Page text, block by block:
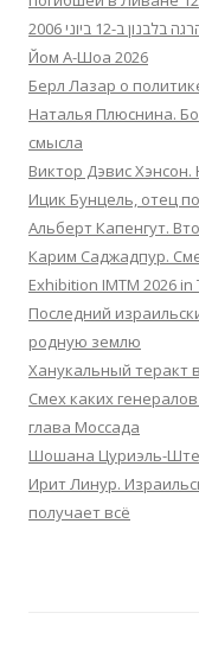
12 ביוני 2006
Йом А-Шоа 2026
Берл Лазар о
Наталья Плюснина.
смысла
Виктор Дэвис
Ицик Бунцель, отец
Альберт Капенгут.
Карим Саджадпур.
Exhibition IMTM 2026 in
Последний
родную землю
Ханукальный теракт
Смех каких
глава Моссада
Шошана Цуриэль-
Ирит Линур.
получает всё